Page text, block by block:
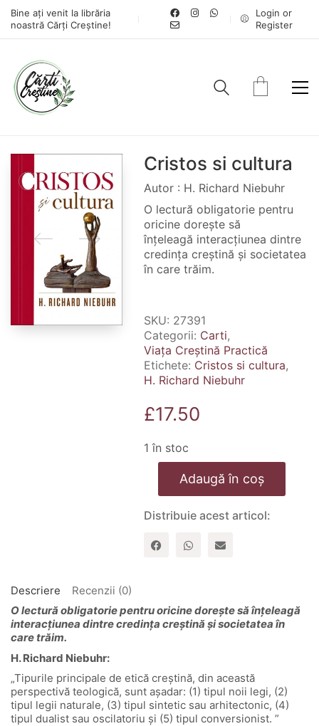
Bine ați venit la librăria
noastră Cărți Creștine!
Login or
Register
Cristos si cultura
Autor : H. Richard Niebuhr
O lectură obligatorie pentru
oricine dorește să
înțeleagă interacțiunea dintre
credința creștină și societatea
în care trăim.
SKU: 27391
Categorii: Carti,
Viața Creștină Practică
Etichete: Cristos si cultura,
H. Richard Niebuhr
£17.50
1 în stoc
Cantitate
cultura
Adaugă în coș
Distribuie acest articol:
Descriere
Recenzii (0)
O lectură obligatorie pentru oricine dorește să înțeleagă
interacțiunea dintre credința creștină și societatea în
care trăim.
H. Richard Niebuhr:
„Tipurile principale de etică creștină, din această
perspectivă teologică, sunt așadar: (1) tipul noii legi, (2)
tipul legii naturale, (3) tipul sintetic sau arhitectonic, (4)
tipul dualist sau oscilatoriu și (5) tipul conversionist. ”